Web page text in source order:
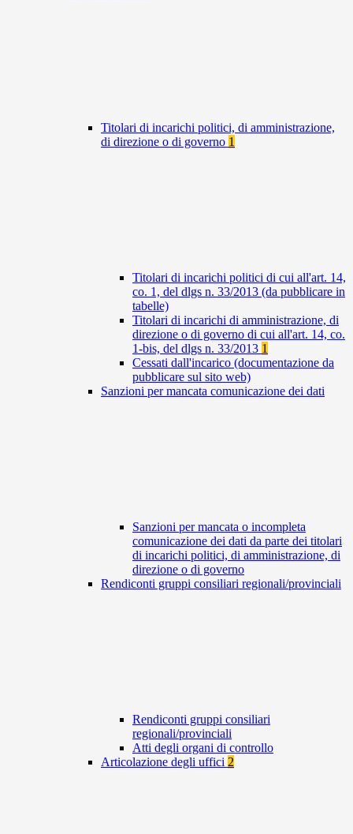
Titolari di incarichi politici, di amministrazione,
di direzione o di governo 1
Titolari di incarichi politici di cui all'art. 14,
co. 1, del dlgs n. 33/2013 (da pubblicare in
tabelle)
Titolari di incarichi di amministrazione, di
direzione o di governo di cui all'art. 14, co.
1-bis, del dlgs n. 33/2013 1
Cessati dall'incarico (documentazione da
pubblicare sul sito web)
Sanzioni per mancata comunicazione dei dati
Sanzioni per mancata o incompleta
comunicazione dei dati da parte dei titolari
di incarichi politici, di amministrazione, di
direzione o di governo
Rendiconti gruppi consiliari regionali/provinciali
Rendiconti gruppi consiliari
regionali/provinciali
Atti degli organi di controllo
Articolazione degli uffici 2